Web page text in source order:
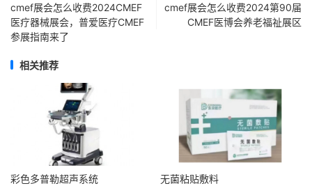
cmef展会怎么收费2024CMEF
医疗器械展会，普爱医疗CMEF
参展指南来了
cmef展会怎么收费2024第90届
CMEF医博会养老福祉展区
相关推荐
彩色多普勒超声系统 无菌粘贴敷料